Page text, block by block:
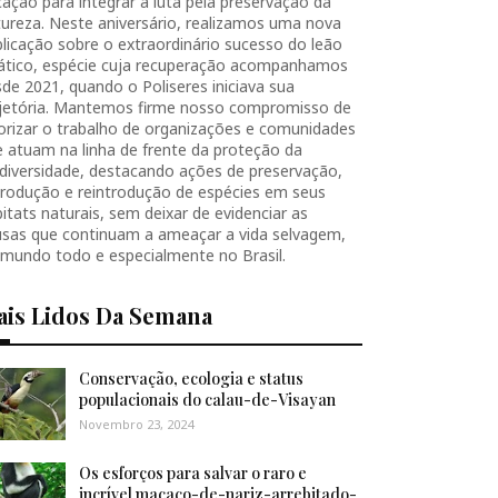
Neste aniversário, realizamos uma nova
sobre o extraordinário sucesso do leão
espécie cuja recuperação acompanhamos
2021, quando o Poliseres iniciava sua
Mantemos firme nosso compromisso de
o trabalho de organizações e comunidades
atuam na linha de frente da proteção da
destacando ações de preservação,
e reintrodução de espécies em seus
naturais, sem deixar de evidenciar as
que continuam a ameaçar a vida selvagem,
todo e especialmente no Brasil.
Lidos Da Semana
Conservação, ecologia e status
populacionais do calau-de-Visayan
Novembro 23, 2024
Os esforços para salvar o raro e